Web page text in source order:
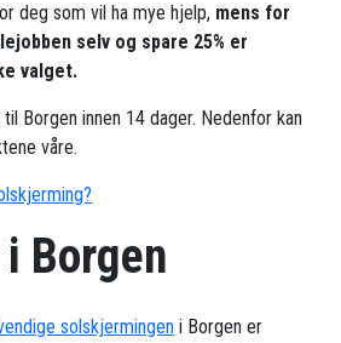
deg som vil ha mye hjelp, mens for
selv og spare 25% er
valget.
Borgen innen 14 dager. Nedenfor kan
våre.
Borgen
solskjermingen i Borgen er